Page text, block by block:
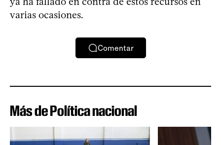
varias ocasiones.
Comentar
Más de Política nacional